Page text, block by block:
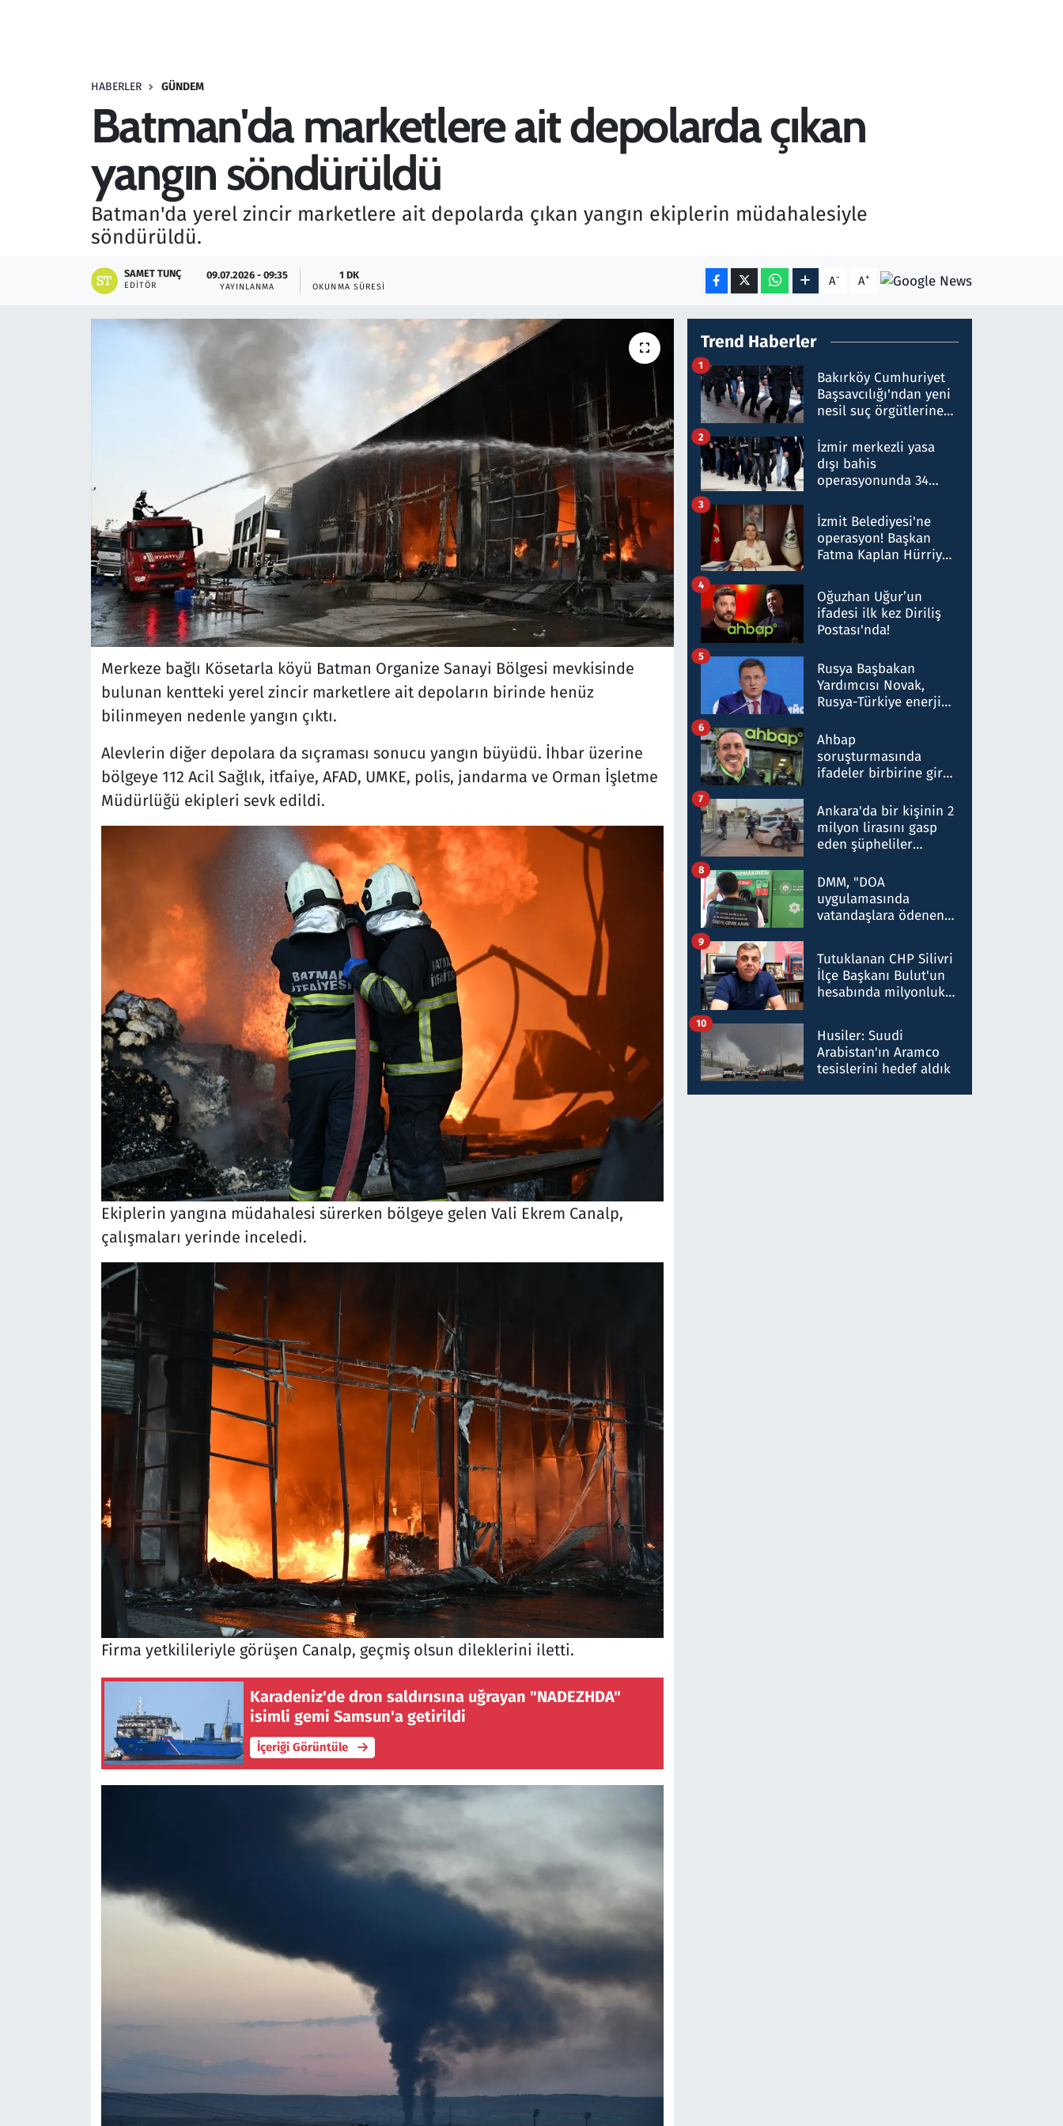
HABERLER GÜNDEM
Batman'da marketlere ait depolarda çıkan
yangın söndürüldü
Batman'da yerel zincir marketlere ait depolarda çıkan yangın ekiplerin müdahalesiyle
söndürüldü.
SAMET TUNÇ
EDITÖR
09.07.2026 - 09:35
YAYINLANMA
1 DK
OKUNMA SÜRESI A- A+
Merkeze bağlı Kösetarla köyü Batman Organize Sanayi Bölgesi mevkisinde
bulunan kentteki yerel zincir marketlere ait depoların birinde henüz
bilinmeyen nedenle yangın çıktı.
Alevlerin diğer depolara da sıçraması sonucu yangın büyüdü. İhbar üzerine
bölgeye 112 Acil Sağlık, itfaiye, AFAD, UMKE, polis, jandarma ve Orman İşletme
Müdürlüğü ekipleri sevk edildi.
Ekiplerin yangına müdahalesi sürerken bölgeye gelen Vali Ekrem Canalp,
çalışmaları yerinde inceledi.
Firma yetkilileriyle görüşen Canalp, geçmiş olsun dileklerini iletti.
Karadeniz'de dron saldırısına uğrayan "NADEZHDA"
isimli gemi Samsun'a getirildi
İçeriği Görüntüle
Trend Haberler
Bakırköy Cumhuriyet
Başsavcılığı'ndan yeni
nesil suç örgütlerine
hakkında gözaltı kararı
1
İzmir merkezli yasa
dışı bahis
operasyonunda 34
Milyar liralık para
trafiği tespit edildi
2
İzmit Belediyesi'ne
operasyon! Başkan
Fatma Kaplan Hürriyet
3
Oğuzhan Uğur’un
ifadesi ilk kez Diriliş
Postası'nda!
4
Rusya Başbakan
Yardımcısı Novak,
Rusya-Türkiye enerji
nitelikte olduğunu
belirtti
5
Ahbap
soruşturmasında
ifadeler birbirine girdi:
ifadelerinden ortaya
çıkan tablo şok etti
6
Ankara'da bir kişinin 2
milyon lirasını gasp
eden şüpheliler
7
DMM, "DOA
uygulamasında
vatandaşlara ödenen
düşürüldüğü" iddiasını
yalanladı
8
Tutuklanan CHP Silivri
İlçe Başkanı Bulut'un
hesabında milyonluk
talimat verdi, ben
gönderdim
9
Husiler: Suudi
Arabistan'ın Aramco
tesislerini hedef aldık
10
Seçim 2023
Teknoloji ve Bilim
Televizyon